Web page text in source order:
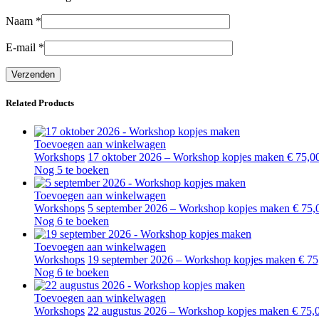
Naam *
E-mail *
Related Products
Toevoegen aan winkelwagen
Workshops 17 oktober 2026 – Workshop kopjes maken €
Nog 5 te boeken
Toevoegen aan winkelwagen
Workshops 5 september 2026 – Workshop kopjes maken €
Nog 6 te boeken
Toevoegen aan winkelwagen
Workshops 19 september 2026 – Workshop kopjes maken €
Nog 6 te boeken
Toevoegen aan winkelwagen
Workshops 22 augustus 2026 – Workshop kopjes maken €